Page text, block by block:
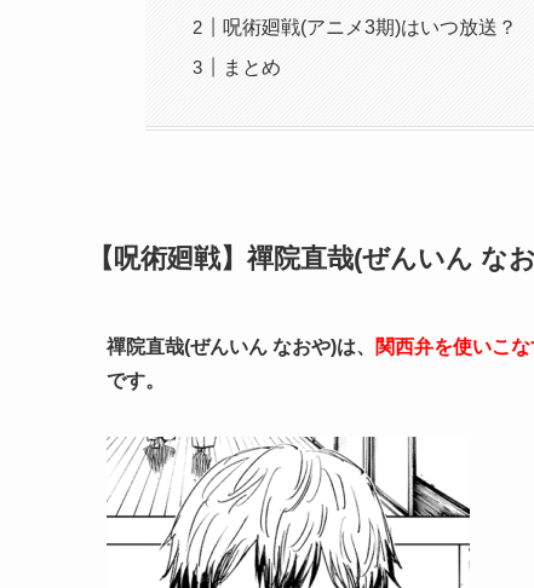
呪術廻戦(アニメ3期)はいつ放送？
まとめ
【呪術廻戦】禪院直哉(ぜんいん な
禪院直哉(ぜんいん なおや)は、 関西弁を使いこ
です。